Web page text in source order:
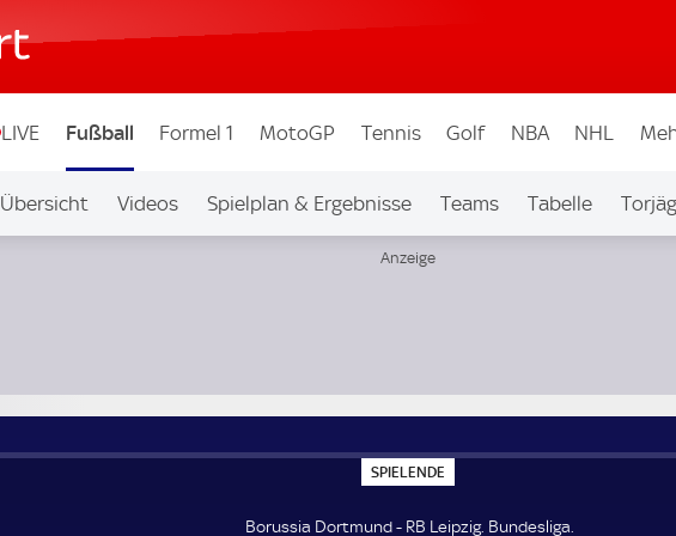
LIVE Fußball Formel 1 MotoGP Tennis Golf NBA NHL
Übersicht Videos Spielplan & Ergebnisse Teams Tabelle
SPIELENDE
P
E
Borussia Dortmund - RB Leipzig. Bundesliga.